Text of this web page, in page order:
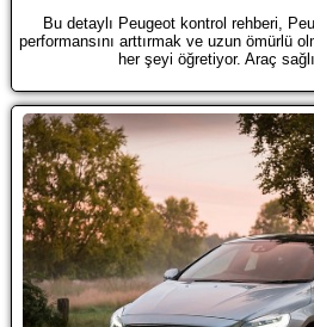
Bu detaylı Peugeot kontrol rehberi,
performansını arttırmak ve uzun ömürlü
her şeyi öğretiyor. Araç